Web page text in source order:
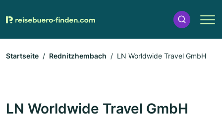
Startseite Rednitzhembach LN Worldwide Travel GmbH
LN Worldwide Travel GmbH